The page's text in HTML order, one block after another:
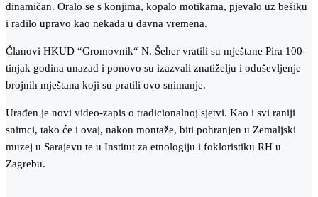
dinamičan. Oralo se s konjima, kopalo motikama, pjevalo uz bešiku
i radilo upravo kao nekada u davna vremena.
Članovi HKUD “Gromovnik“ N. Šeher vratili su mještane Pira 100-
tinjak godina unazad i ponovo su izazvali znatiželju i oduševljenje
brojnih mještana koji su pratili ovo snimanje.
Urađen je novi video-zapis o tradicionalnoj sjetvi. Kao i svi raniji
snimci, tako će i ovaj, nakon montaže, biti pohranjen u Zemaljski
muzej u Sarajevu te u Institut za etnologiju i fokloristiku RH u
Zagrebu.